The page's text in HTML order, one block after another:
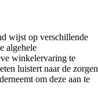
wijst op verschillende
algehele
winkelervaring te
luistert naar de zorgen
om deze aan te